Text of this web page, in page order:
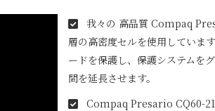
我々の 高品質 Compaq
層の高密度セルを使用していま
ードを保護し、保護システムを
間を延長させます。
Compaq Presario CQ60-